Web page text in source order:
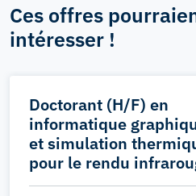
Ces offres
intéresser !
Doctorant (H/F) en
informatique
et simulation
pour le rendu